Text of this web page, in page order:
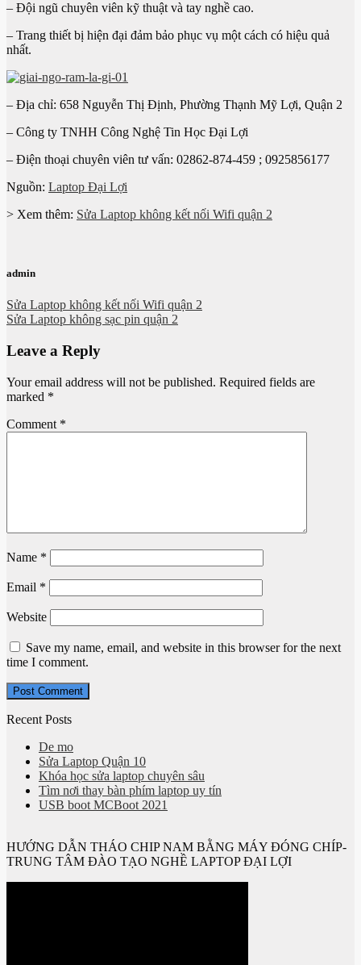
– Đội ngũ chuyên viên kỹ thuật và tay nghề cao.
– Trang thiết bị hiện đại đảm bảo phục vụ một cách có hiệu quả
nhất.
– Địa chỉ: 658 Nguyễn Thị Định, Phường Thạnh Mỹ Lợi, Quận 2
– Công ty TNHH Công Nghệ Tin Học Đại Lợi
– Điện thoại chuyên viên tư vấn: 02862-874-459 ; 0925856177
Nguồn: Laptop Đại Lợi
> Xem thêm: Sửa Laptop không kết nối Wifi quận 2
admin
Sửa Laptop không kết nối Wifi quận 2
Sửa Laptop không sạc pin quận 2
Leave a Reply
Your email address will not be published. Required fields are
marked *
Comment *
Name *
Email *
Website
Save my name, email, and website in this browser for the next
time I comment.
Recent Posts
De mo
Sửa Laptop Quận 10
Khóa học sửa laptop chuyên sâu
Tìm nơi thay bàn phím laptop uy tín
USB boot MCBoot 2021
HƯỚNG DẪN THÁO CHIP NAM BẰNG MÁY ĐÓNG CHÍP-
TRUNG TÂM ĐÀO TẠO NGHỀ LAPTOP ĐẠI LỢI